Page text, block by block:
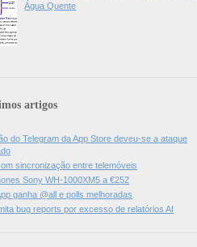
Água Quente
artigos
do Telegram da App Store deveu-se a ataque
sincronização entre telemóveis
Sony WH-1000XM5 a €252
ganha @all e polls melhoradas
bug reports por excesso de relatórios AI